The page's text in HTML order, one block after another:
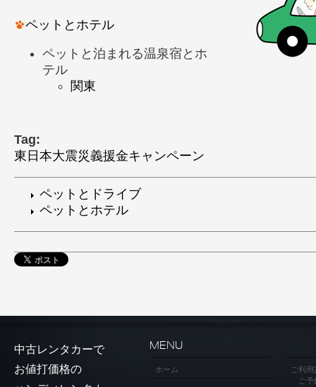
ペットとホテル
ペットと泊まれる温泉宿とホ
テル
関東
Tag:
東日本大震災義援金キャンペーン
ペットとドライブ
ペットとホテル
中古レンタカーで
お値打価格の
MENU
ホーム
ご利
ご